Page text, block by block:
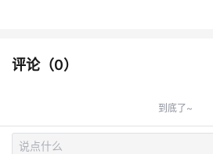
评论（0）
到底了~